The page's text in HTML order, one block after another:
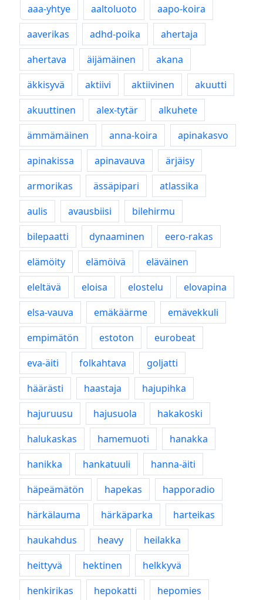
aaa-yhtye aaltoluoto
aapo-koira
aaverikas
adhd-poika
ahertaja
ahertava
äijämäinen
akana
äkkisyvä
aktiivi aktiivinen
akuutti
akuuttinen
alex-tytär
alkuhete
ämmämäinen
anna-koira
apinakasvo
apinakissa
apinavauva
ärjäisy
armorikas
ässäpipari
atlassika
aulis
avausbiisi
bilehirmu
bilepaatti
dynaaminen
eero-rakas
elämöity
elämöivä
eläväinen
eleltävä
eloisa elostelu
elovapina
elsa-vauva
emäkäärme
emävekkuli
empimätön
estoton
eurobeat
eva-äiti
folkahtava
goljatti
häärästi
haastaja
hajupihka
hajuruusu
hajusuola
hakakoski
halukaskas
hamemuoti
hanakka
hanikka
hankatuuli
hanna-äiti
häpeämätön
hapekas
happoradio
härkälauma
härkäparka
harteikas
haukahdus
heavy
heilakka
heittyvä
hektinen
helkkyvä
henkirikas
hepokatti
hepomies